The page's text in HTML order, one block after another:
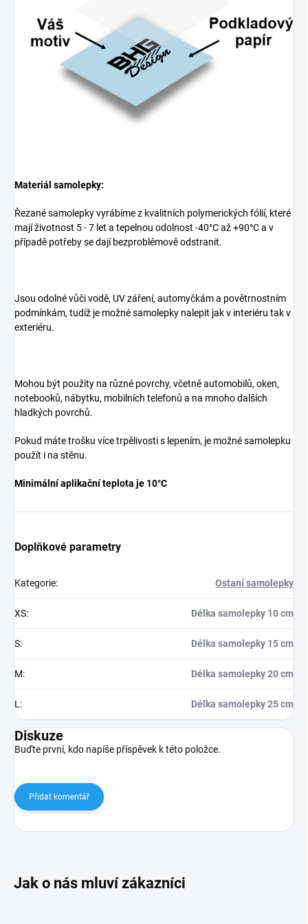
Materiál samolepky:
Řezané samolepky vyrábíme z kvalitních polymerických fólií, které
mají životnost 5 - 7 let a tepelnou odolnost -40°C až +90°C a v
případě potřeby se dají bezproblémově odstranit.
Jsou odolné vůči vodě, UV záření, automyčkám a povětrnostním
podmínkám, tudíž je možné samolepky nalepit jak v interiéru tak v
exteriéru.
Mohou být použity na různé povrchy, včetně automobilů, oken,
notebooků, nábytku, mobilních telefonů a na mnoho dalších
hladkých povrchů.
Pokud máte trošku více trpělivosti s lepením, je možné samolepku
použít i na stěnu.
Minimální aplikační teplota je 10°C
Doplňkové parametry
Kategorie: Ostaní samolepky
XS: Délka samolepky 10 cm
S: Délka samolepky 15 cm
M: Délka samolepky 20 cm
L : Délka samolepky 25 cm
Diskuze
Buďte první, kdo napíše příspěvek k této položce.
Přidat komentář